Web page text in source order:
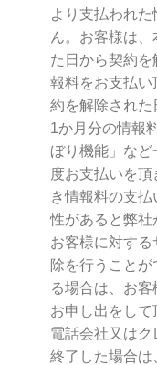
より支払われ
ん。お客様は
た日から契約
報料をお支払い
約を解除された
1か月分の情報
ぼり機能」な
度お支払いを
き情報料の支
性があると弊社
お客様に対す
除を行うこと
る場合は、お
お申し出をし
電話会社又は
終了した場合